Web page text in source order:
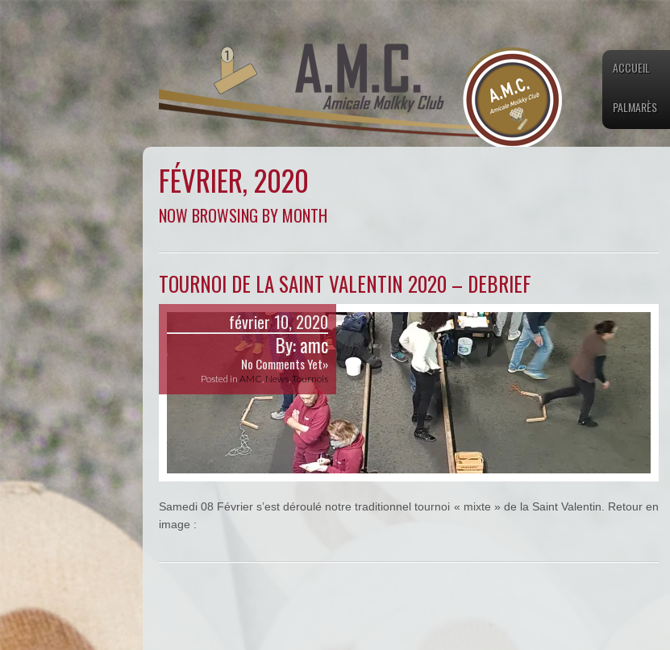
ACCUEIL
PALMARÈS
FÉVRIER, 2020
NOW BROWSING BY MONTH
TOURNOI DE LA SAINT VALENTIN 2020 – DEBRIEF
février 10, 2020
By:amc
No Comments Yet»
Posted in AMC, News,Tournois
Samedi 08 Février s’est déroulé notre traditionnel tournoi « mixte » de la Saint Valentin. Retour en
image :